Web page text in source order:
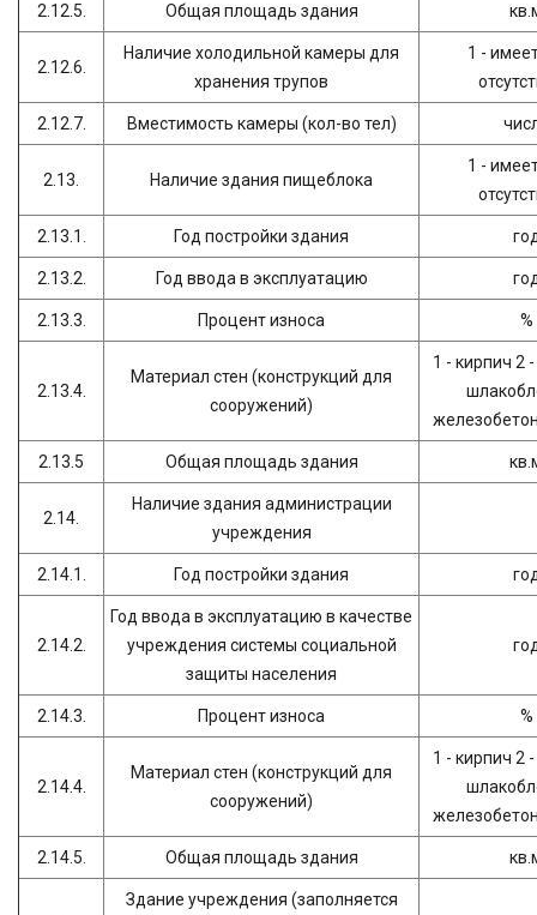
2.12.5. Общая площадь здания
2.12.6.
Наличие холодильной камеры для
хранения трупов
1 -
2.12.7. Вместимость камеры (кол-во тел)
2.13. Наличие здания пищеблока
1 -
2.13.1. Год постройки здания
2.13.2. Год ввода в эксплуатацию
2.13.3. Процент износа %
2.13.4.
Материал стен (конструкций для
сооружений)
1 - кирпич 2
2.13.5 Общая площадь здания
2.14.
Наличие здания администрации
учреждения
2.14.1. Год постройки здания
2.14.2.
Год ввода в эксплуатацию в качестве
учреждения системы социальной
защиты населения
2.14.3. Процент износа %
2.14.4.
Материал стен (конструкций для
сооружений)
1 - кирпич 2
2.14.5. Общая площадь здания
Здание учреждения (заполняется